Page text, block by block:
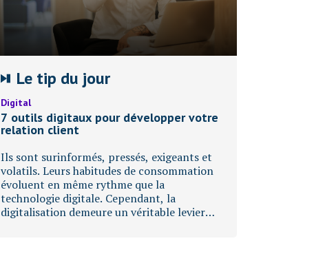
Le tip du jour
Digital
7 outils digitaux pour développer votre
relation client
Ils sont surinformés, pressés, exigeants et
volatils. Leurs habitudes de consommation
évoluent en même rythme que la
technologie digitale. Cependant, la
digitalisation demeure un véritable levier